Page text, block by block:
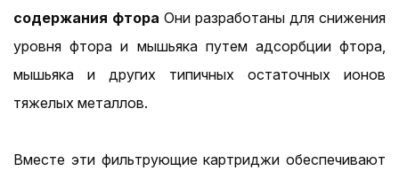
содержания фтора Они разработаны для снижения
уровня фтора и мышьяка путем адсорбции фтора,
мышьяка и других типичных остаточных ионов
тяжелых металлов.
Вместе эти фильтрующие картриджи обеспечивают